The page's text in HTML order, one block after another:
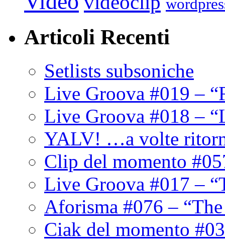
Articoli Recenti
Setlists subsoniche
Live Groova #019 –
Live Groova #018 –
YALV! …a volte
Clip del momento
Live Groova #017 –
Aforisma #076 –
Ciak del momento